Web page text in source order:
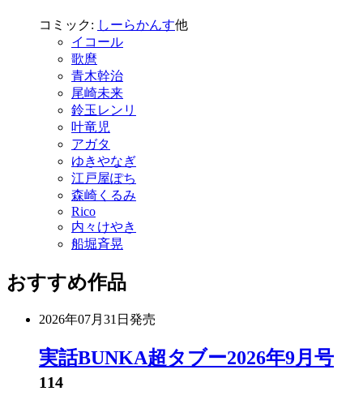
コミック: しーらかんす他
イコール
歌麿
青木幹治
尾崎未来
鈴玉レンリ
叶竜児
アガタ
ゆきやなぎ
江戸屋ぽち
森崎くるみ
Rico
内々けやき
船堀斉晃
おすすめ作品
2026年07月31日 発売
実話BUNKA超タブー2026年9月号
114